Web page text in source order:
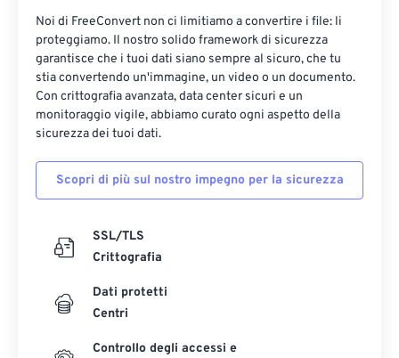
Noi di FreeConvert non ci limitiamo a convertire i file: li
proteggiamo. Il nostro solido framework di sicurezza
garantisce che i tuoi dati siano sempre al sicuro, che tu
stia convertendo un'immagine, un video o un documento.
Con crittografia avanzata, data center sicuri e un
monitoraggio vigile, abbiamo curato ogni aspetto della
sicurezza dei tuoi dati.
Scopri di più sul nostro impegno per la sicurezza
SSL/TLS
Crittografia
Dati protetti
Centri
Controllo degli accessi e